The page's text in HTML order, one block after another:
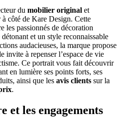
du mobilier original et
à côté de Kare Design. Cette
les passionnés de décoration
et un style reconnaissable
audacieuses, la marque propose
invite à repenser l’espace de vie
Ce portrait vous fait découvrir
en lumière ses points forts, ses
ainsi que les avis clients sur la
.
et les engagements